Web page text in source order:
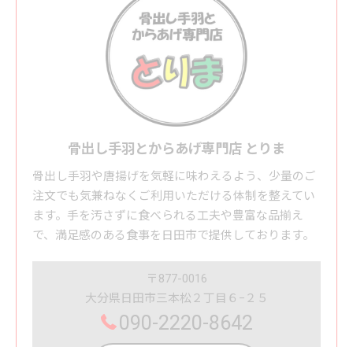
骨出し手羽とからあげ専門店 とりま
骨出し手羽や唐揚げを気軽に味わえるよう、少量のご
注文でも気兼ねなくご利用いただける体制を整えてい
ます。手を汚さずに食べられる工夫や豊富な品揃え
で、満足感のある食事を日田市で提供しております。
〒877-0016
大分県日田市三本松２丁目６−２５
090-2220-8642